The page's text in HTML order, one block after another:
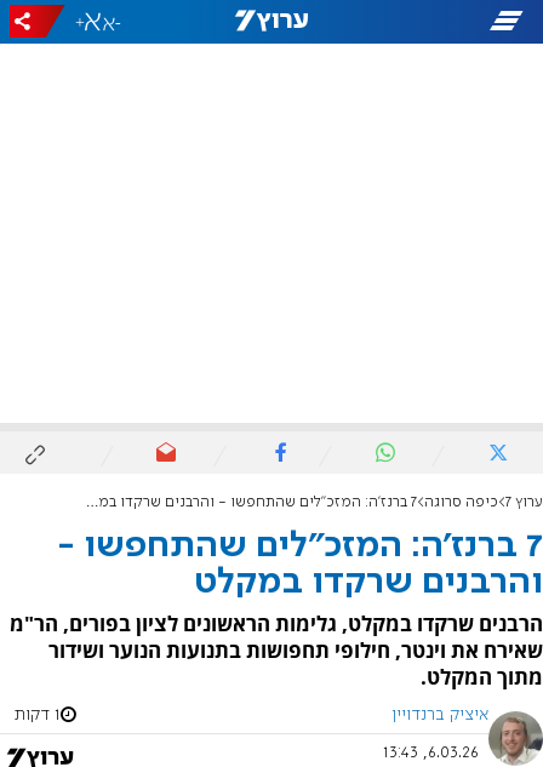
-
+
ערוץ 7 כיפה סרוגה 7 ברנז'ה: המזכ"לים שהתחפשו - והרבנים שרקדו במקלט
7 ברנז'ה: המזכ"לים שהתחפשו -
והרבנים שרקדו במקלט
הרבנים שרקדו במקלט, גלימות הראשונים לציון בפורים, הר"מ
שאירח את וינטר, חילופי תחפושות בתנועות הנוער ושידור
מתוך המקלט.
איציק ברנדויין 1 דקות
6.03.26, 13:43